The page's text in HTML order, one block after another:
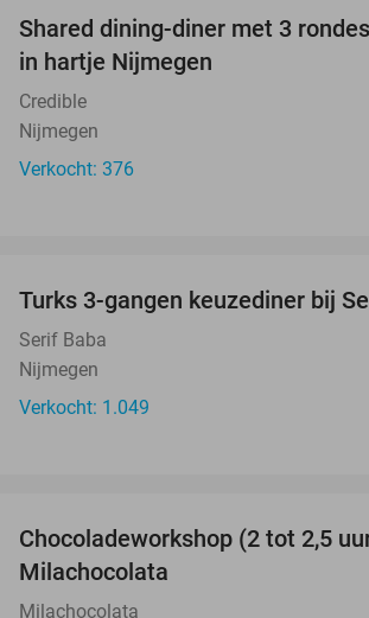
Shared dining-diner met 3
in hartje Nijmegen
Credible
Nijmegen
Verkocht: 376
Turks 3-gangen keuzediner bij
Serif Baba
Nijmegen
Verkocht: 1.049
Chocoladeworkshop (2 tot 2,5
Milachocolata
Milachocolata